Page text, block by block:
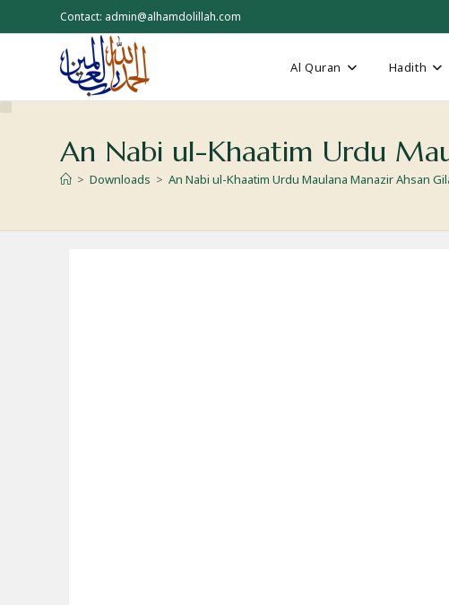
to
Contact: admin@alhamdolillah.com
Al Quran Hadith
An Nabi ul-Khaatim Urdu
> Downloads > An Nabi ul-Khaatim Urdu Maulana Manazir Ahsan